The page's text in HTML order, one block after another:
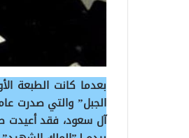
آل سعود، فقد أعيدت